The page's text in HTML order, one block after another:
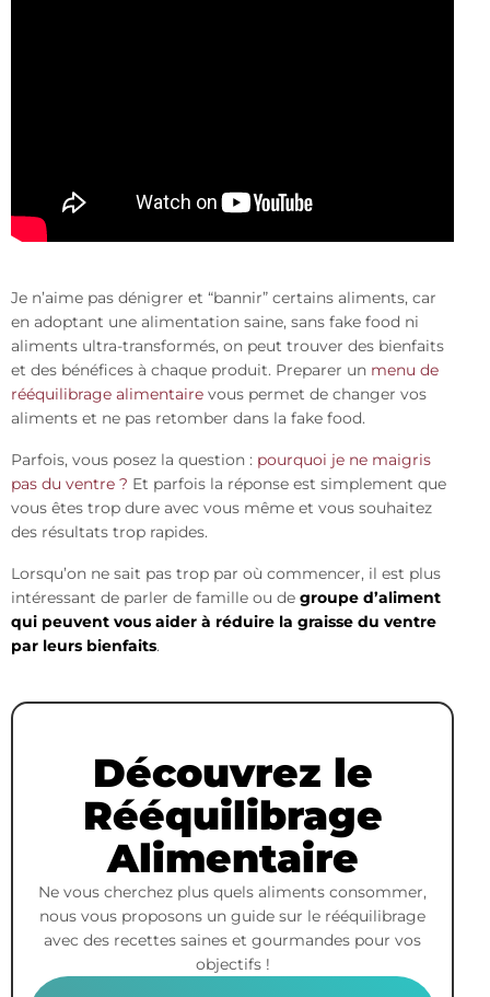
Je n’aime pas dénigrer et “bannir” certains aliments, car
en adoptant une alimentation saine, sans fake food ni
aliments ultra-transformés, on peut trouver des bienfaits
et des bénéfices à chaque produit. Preparer un menu de
rééquilibrage alimentaire vous permet de changer vos
aliments et ne pas retomber dans la fake food.
Parfois, vous posez la question : pourquoi je ne maigris
pas du ventre ? Et parfois la réponse est simplement que
vous êtes trop dure avec vous même et vous souhaitez
des résultats trop rapides.
Lorsqu’on ne sait pas trop par où commencer, il est plus
intéressant de parler de famille ou de groupe d’aliment
qui peuvent vous aider à réduire la graisse du ventre
par leurs bienfaits.
Découvrez le
Rééquilibrage
Alimentaire
Ne vous cherchez plus quels aliments consommer,
nous vous proposons un guide sur le rééquilibrage
avec des recettes saines et gourmandes pour vos
objectifs !